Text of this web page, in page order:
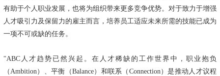
有助于个人职业发展，也将为组织带来更多竞争优势。对于致力于增强
人才吸引力及保留力的雇主而言，培养员工适应未来所需的技能已成为
一项不可或缺的任务。
"ABC人才趋势已然兴起。在人才稀缺的工作世界中，职业抱负
（Ambition）、平衡（Balance）和联系（Connection）是推动人才议程